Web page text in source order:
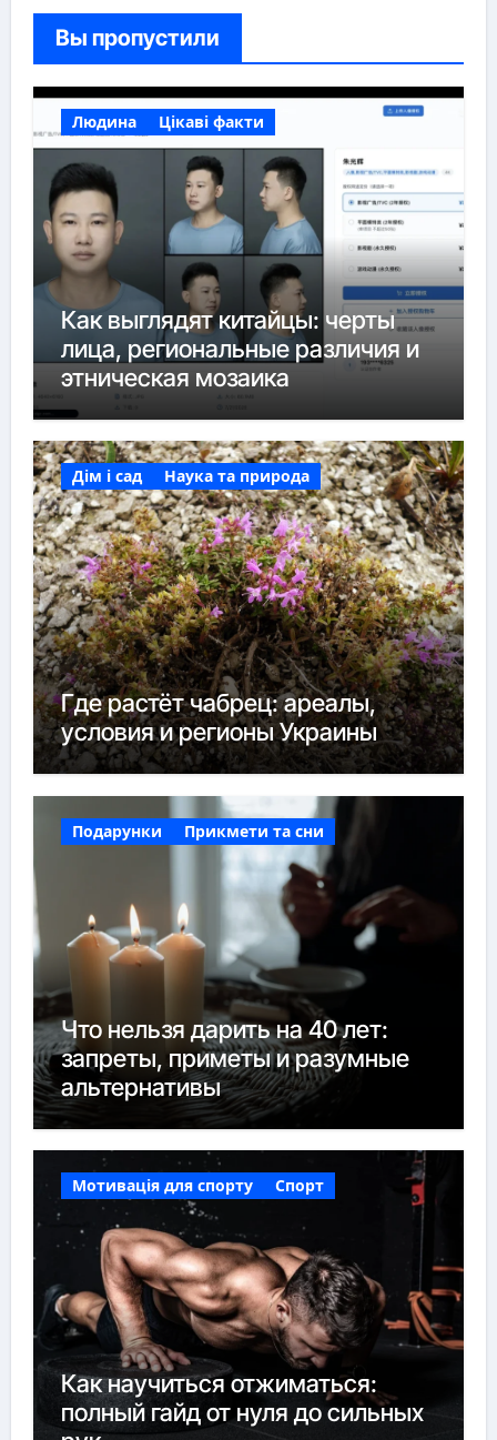
Вы пропустили
Людина Цікаві факти
Как выглядят китайцы: черты
лица, региональные различия и
этническая мозаика
Дім і сад Наука та природа
Где растёт чабрец: ареалы,
условия и регионы Украины
Подарунки Прикмети та сни
Что нельзя дарить на 40 лет:
запреты, приметы и разумные
альтернативы
Мотивація для спорту Спорт
Как научиться отжиматься:
полный гайд от нуля до сильных